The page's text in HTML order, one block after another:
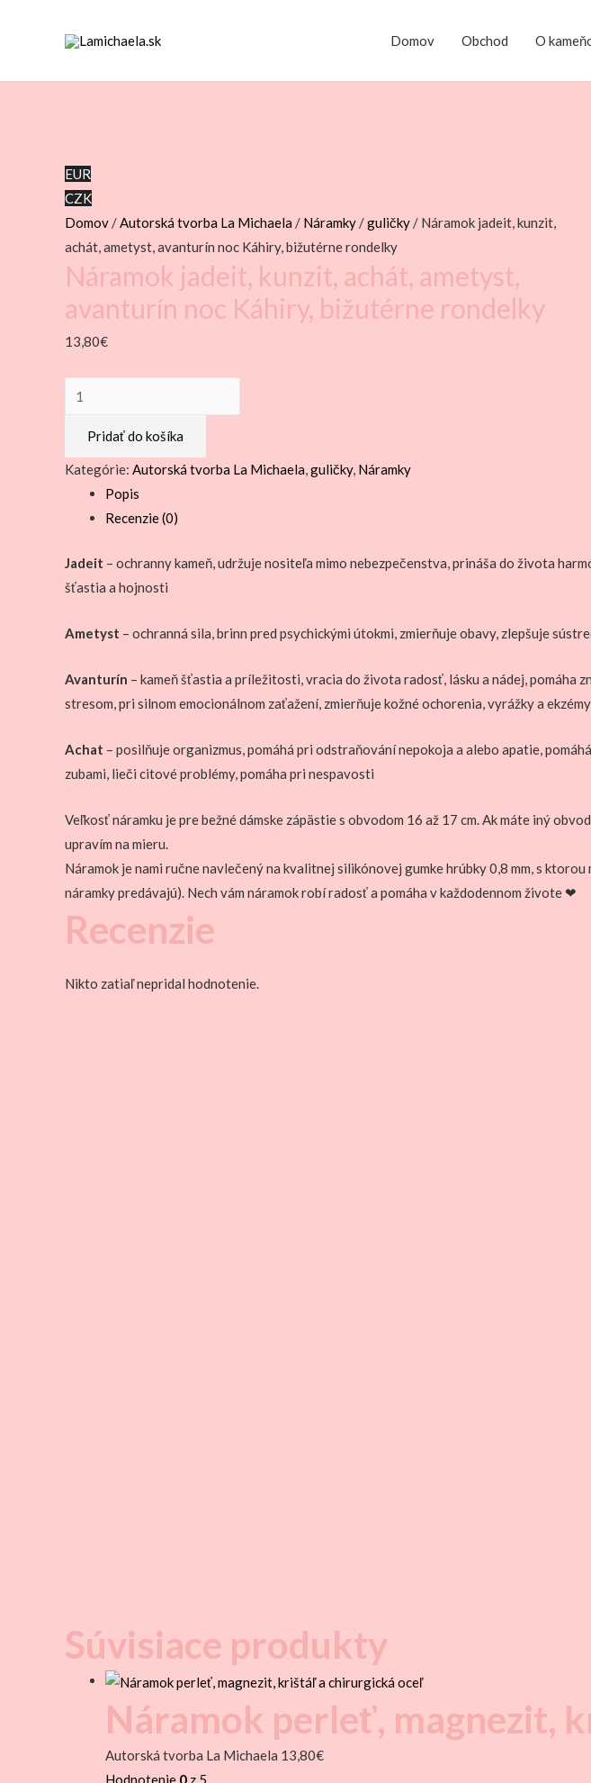
Domov Obchod O
EUR
CZK
Domov/Autorská tvorba La Michaela/ Náramky/guličky/ Náramok jadeit, kunzit,
achát, ametyst, avanturín noc Káhiry, bižutérne rondelky
Náramok jadeit, kunzit, achát, ametyst,
avanturín noc Káhiry, bižutérne rondelky
13,80€
množstvo
Náramok
jadeit,
kunzit,
ametyst,
noc
Káhiry,
rondelky
Pridať do košíka
Kategórie: Autorská tvorba La Michaela,guličky, Náramky
Popis
Recenzie (0)
Jadeit – ochranny kameň, udržuje nositeľa mimo nebezpečenstva, prináša do života
šťastia a hojnosti
Ametyst – ochranná sila, brinn pred psychickými útokmi, zmierňuje obavy, zlepšuje
Avanturín – kameň šťastia a príležitosti, vracia do života radosť, lásku a nádej,
stresom, pri silnom emocionálnom zaťažení, zmierňuje kožné ochorenia, vyrážky a
Achat – posilňuje organizmus, pomáhá pri odstraňování nepokoja a alebo apatie,
zubami, lieči citové problémy, pomáha pri nespavosti
Veľkosť náramku je pre bežné dámske zápästie s obvodom 16 až 17 cm. Ak máte iný
upravím na mieru.
Náramok je nami ručne navlečený na kvalitnej silikónovej gumke hrúbky 0,8 mm, s
náramky predávajú). Nech vám náramok robí radosť a pomáha v každodennom živote ❤
Recenzie
Nikto zatiaľ nepridal hodnotenie.
Súvisiace produkty
Náramok perleť, magnezit,
Autorská tvorba La Michaela 13,80€
Hodnotenie 0 z 5